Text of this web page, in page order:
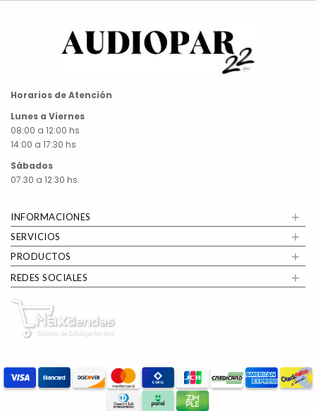
Horarios de Atención
Lunes a Viernes
08:00 a 12:00 hs
14:00 a 17:30 hs
Sábados
07:30 a 12:30 hs.
INFORMACIONES +
SERVICIOS +
PRODUCTOS +
REDES SOCIALES +